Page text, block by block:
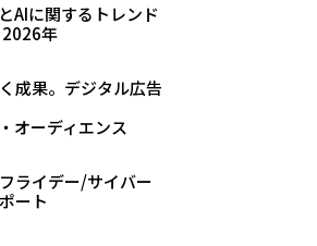
AIに関するトレンド
2026年
成果。デジタル広告
オーディエンス
ライデー/サイバー
ート